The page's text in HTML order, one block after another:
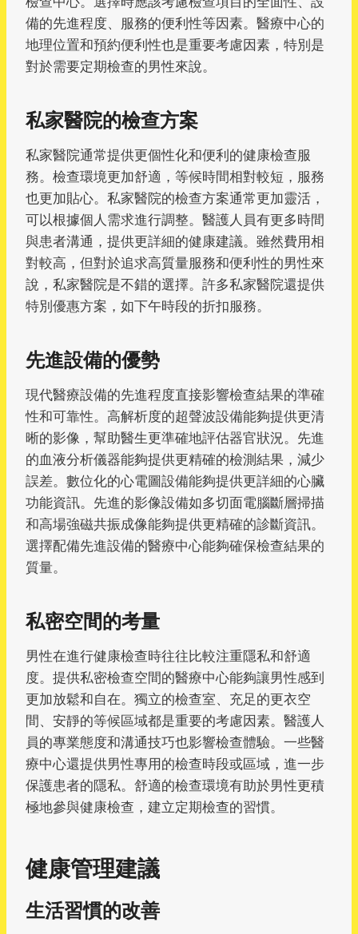
備的先進程度、服務的便利性等因素。醫療中心的
地理位置和預約便利性也是重要考慮因素，特別是
對於需要定期檢查的男性來說。
私家醫院的檢查方案
私家醫院通常提供更個性化和便利的健康檢查服
務。檢查環境更加舒適，等候時間相對較短，服務
也更加貼心。私家醫院的檢查方案通常更加靈活，
可以根據個人需求進行調整。醫護人員有更多時間
與患者溝通，提供更詳細的健康建議。雖然費用相
對較高，但對於追求高質量服務和便利性的男性來
說，私家醫院是不錯的選擇。許多私家醫院還提供
特別優惠方案，如下午時段的折扣服務。
先進設備的優勢
現代醫療設備的先進程度直接影響檢查結果的準確
性和可靠性。高解析度的超聲波設備能夠提供更清
晰的影像，幫助醫生更準確地評估器官狀況。先進
的血液分析儀器能夠提供更精確的檢測結果，減少
誤差。數位化的心電圖設備能夠提供更詳細的心臟
功能資訊。先進的影像設備如多切面電腦斷層掃描
和高場強磁共振成像能夠提供更精確的診斷資訊。
選擇配備先進設備的醫療中心能夠確保檢查結果的
質量。
私密空間的考量
男性在進行健康檢查時往往比較注重隱私和舒適
度。提供私密檢查空間的醫療中心能夠讓男性感到
更加放鬆和自在。獨立的檢查室、充足的更衣空
間、安靜的等候區域都是重要的考慮因素。醫護人
員的專業態度和溝通技巧也影響檢查體驗。一些醫
療中心還提供男性專用的檢查時段或區域，進一步
保護患者的隱私。舒適的檢查環境有助於男性更積
極地參與健康檢查，建立定期檢查的習慣。
健康管理建議
生活習慣的改善